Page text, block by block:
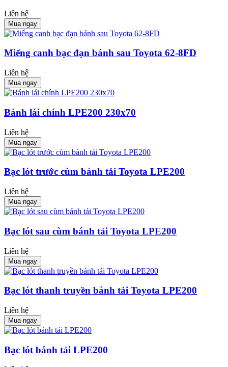
Liên hệ
Mua ngay
Miếng canh bạc đạn bánh sau Toyota 62-8FD
Liên hệ
Mua ngay
Bánh lái chính LPE200 230x70
Liên hệ
Mua ngay
Bạc lót trước cùm bánh tải Toyota LPE200
Liên hệ
Mua ngay
Bạc lót sau cùm bánh tải Toyota LPE200
Liên hệ
Mua ngay
Bạc lót thanh truyền bánh tải Toyota LPE200
Liên hệ
Mua ngay
Bạc lót bánh tải LPE200